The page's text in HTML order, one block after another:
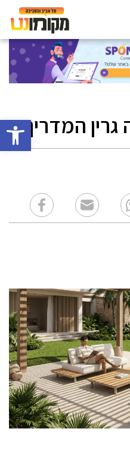
פתחגרין המדריך